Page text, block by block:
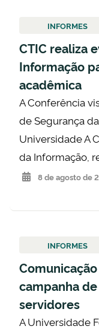
INFORMES
CTIC realiza
Informação
acadêmica
A Conferência
de Segurança
Universidade A
da Informação,
8 de agosto de
INFORMES
campanha
servidores
A Universidade